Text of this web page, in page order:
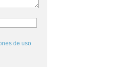
de uso